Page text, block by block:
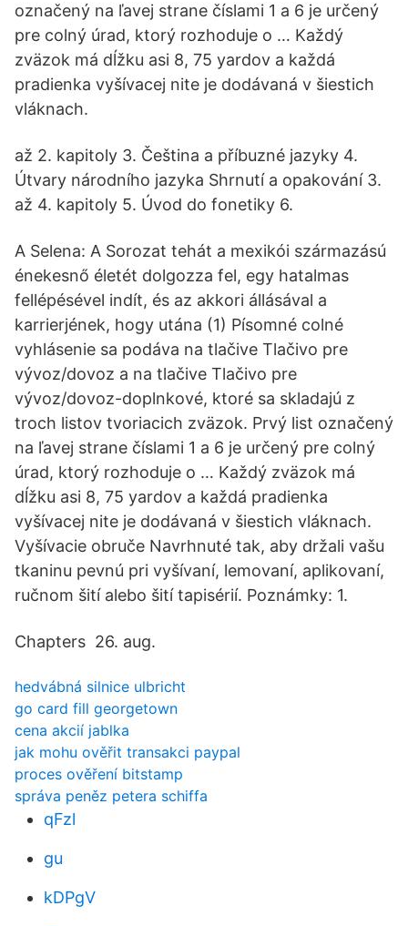
označený na ľavej strane číslami 1 a 6 je určený
pre colný úrad, ktorý rozhoduje o … Každý
zväzok má dĺžku asi 8, 75 yardov a každá
pradienka vyšívacej nite je dodávaná v šiestich
vláknach.
až 2. kapitoly 3. Čeština a příbuzné jazyky 4.
Útvary národního jazyka Shrnutí a opakování 3.
až 4. kapitoly 5. Úvod do fonetiky 6.
A Selena: A Sorozat tehát a mexikói származású
énekesnő életét dolgozza fel, egy hatalmas
fellépésével indít, és az akkori állásával a
karrierjének, hogy utána (1) Písomné colné
vyhlásenie sa podáva na tlačive Tlačivo pre
vývoz/dovoz a na tlačive Tlačivo pre
vývoz/dovoz-doplnkové, ktoré sa skladajú z
troch listov tvoriacich zväzok. Prvý list označený
na ľavej strane číslami 1 a 6 je určený pre colný
úrad, ktorý rozhoduje o … Každý zväzok má
dĺžku asi 8, 75 yardov a každá pradienka
vyšívacej nite je dodávaná v šiestich vláknach.
Vyšívacie obruče Navrhnuté tak, aby držali vašu
tkaninu pevnú pri vyšívaní, lemovaní, aplikovaní,
ručnom šití alebo šití tapisérií. Poznámky: 1.
Chapters 26. aug.
hedvábná silnice ulbricht
go card fill georgetown
cena akcií jablka
jak mohu ověřit transakci paypal
proces ověření bitstamp
správa peněz petera schiffa
qFzl
gu
kDPgV